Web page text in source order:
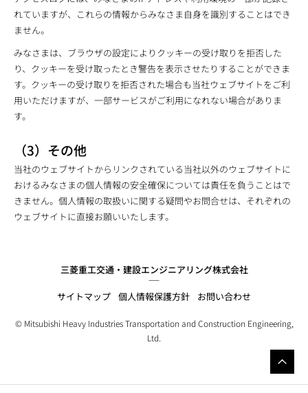
れていますが、これらの情報からみなさま自身を識別することはでき
ません。
みなさまは、ブラウザの設定によりクッキーの受け取りを拒否した
り、クッキーを受け取ったとき警告を表示させたりすることができま
す。クッキーの受け取りを拒否された場合も当社ウェブサイトをご利
用いただけますが、一部サービスがご利用になれない場合がありま
す。
（3）その他
当社のウェブサイトからリンクされている当社以外のウェブサイトに
おけるみなさまの個人情報の安全確保については責任を負うことはで
きません。個人情報の取扱いに関する疑問やお問合せは、それぞれの
ウェブサイトに直接お願いいたします。
三菱重工交通・建設エンジニアリング株式会社
サイトマップ 個人情報保護方針 お問い合わせ
© Mitsubishi Heavy Industries Transportation and Construction Engineering,
Ltd.